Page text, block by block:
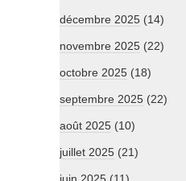
décembre 2025 (14)
novembre 2025 (22)
octobre 2025 (18)
septembre 2025 (22)
août 2025 (10)
juillet 2025 (21)
juin 2025 (11)